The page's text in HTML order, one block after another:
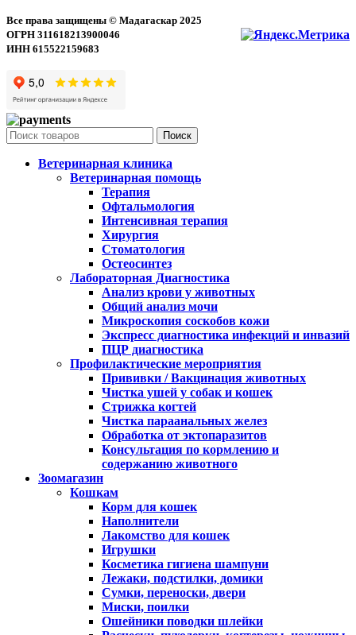
Все права защищены © Мадагаскар 2025
ОГРН 311618213900046
ИНН 615522159683
Поиск
Ветеринарная клиника
Ветеринарная помощь
Терапия
Офтальмология
Интенсивная терапия
Хирургия
Стоматология
Остеосинтез
Лабораторная Диагностика
Анализ крови у животных
Общий анализ мочи
Микроскопия соскобов кожи
Экспресс диагностика инфекций и инвазий
ПЦР диагностика
Профилактические мероприятия
Прививки / Вакцинация животных
Чистка ушей у собак и кошек
Стрижка когтей
Чистка параанальных желез
Обработка от эктопаразитов
Консультация по кормлению и
содержанию животного
Зоомагазин
Кошкам
Корм для кошек
Наполнители
Лакомство для кошек
Игрушки
Косметика гигиена шампуни
Лежаки, подстилки, домики
Сумки, переноски, двери
Миски, поилки
Ошейники поводки шлейки